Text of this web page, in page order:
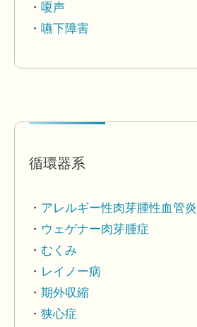
嗄声
嚥下障害
循環器系
アレルギー性肉芽腫性血管炎
ウェゲナー肉芽腫症
むくみ
レイノー病
期外収縮
狭心症